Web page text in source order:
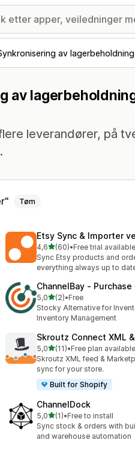
av lagerbeholdning
av
leverandører, på
Tøm
Etsy Sync & Importer
4,6av 5 stjerner
(60)
Totalt 60 omtaler
•Free trial available
Sync Etsy products and
everything always up to
ChannelBay ‑ Purchase
5,0av 5 stjerner
(2)
Totalt 2 omtaler
•Free
Stocky Alternative for
Inventory Management
Skroutz Connect XML
5,0av 5 stjerner
(11)
Totalt 11 omtaler
•Free plan available
Skroutz XML feed &
sync for your store.
Built for Shopify
ChannelDock
5,0av 5 stjerner
(1)
Totalt 1 omtaler
•Free to install
Sync stock & orders with
and warehouse automation